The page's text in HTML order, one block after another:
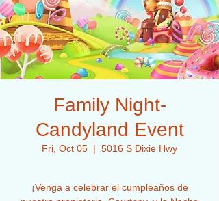
Family Night-
Candyland Event
Fri, Oct 05
  |
5016 S Dixie Hwy
¡Venga a celebrar el cumpleaños de